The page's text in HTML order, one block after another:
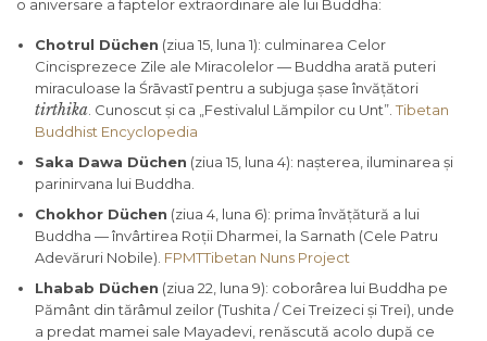
o aniversare a faptelor extraordinare ale lui Buddha:
Chotrul Düchen (ziua 15, luna 1): culminarea Celor
Cincisprezece Zile ale Miracolelor — Buddha arată puteri
miraculoase la Śrāvastī pentru a subjuga șase învățători
tirthika. Cunoscut și ca „Festivalul Lămpilor cu Unt”.Tibetan
Buddhist Encyclopedia
Saka Dawa Düchen (ziua 15, luna 4): nașterea, iluminarea și
parinirvana lui Buddha.
Chokhor Düchen (ziua 4, luna 6): prima învățătură a lui
Buddha — învârtirea Roții Dharmei, la Sarnath (Cele Patru
Adevăruri Nobile). FPMTTibetan Nuns Project
Lhabab Düchen (ziua 22, luna 9): coborârea lui Buddha pe
Pământ din tărâmul zeilor (Tushita / Cei Treizeci și Trei), unde
a predat mamei sale Mayadevi, renăscută acolo după ce